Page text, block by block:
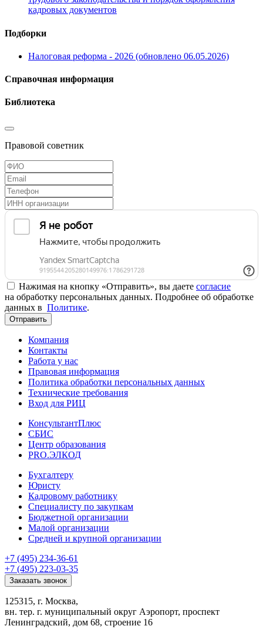
кадровых документов
Подборки
Налоговая реформа - 2026 (обновлено 06.05.2026)
Справочная информация
Библиотека
Правовой советник
Нажимая на кнопку «Отправить», вы даете согласие
на обработку персональных данных. Подробнее об обработке
данных в Политике.
Отправить
Компания
Контакты
Работа у нас
Правовая информация
Политика обработки персональных данных
Технические требования
Вход для РИЦ
КонсультантПлюс
СБИС
Центр образования
PRO.ЭЛКОД
Бухгалтеру
Юристу
Кадровому работнику
Специалисту по закупкам
Бюджетной организации
Малой организации
Средней и крупной организации
+7 (495) 234-36-61
+7 (495) 223-03-35
Заказать звонок
125315, г. Москва,
вн. тер. г. муниципальный округ Аэропорт, проспект
Ленинградский, дом 68, строение 16